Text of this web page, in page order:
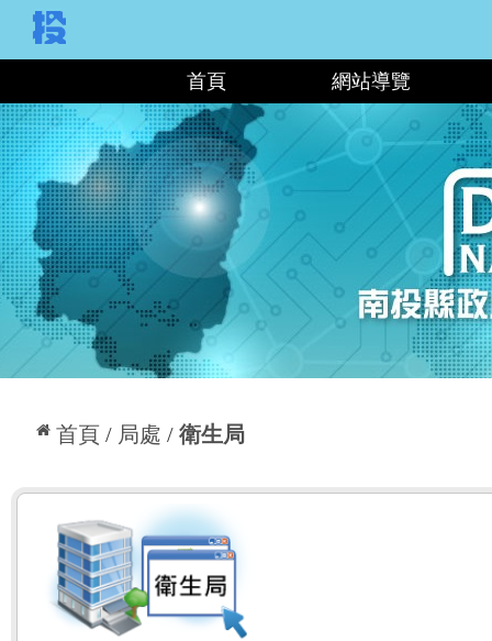
首頁 網站導覽
首頁 局處 衛生局
::: 衛生局